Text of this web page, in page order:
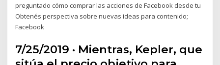
preguntado cómo comprar las acciones de Facebook desde tu
Obtenés perspectiva sobre nuevas ideas para contenido;
Facebook
7/25/2019 · Mientras, Kepler, que